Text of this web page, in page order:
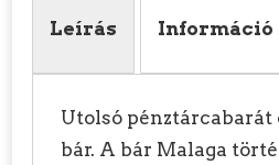
Leírás Információ
Utolsó pénztárcabarát
bár. A bár Malaga